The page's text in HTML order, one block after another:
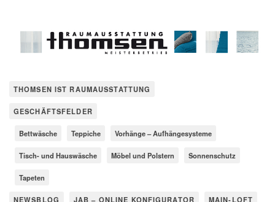
THOMSEN IST RAUMAUSSTATTUNG
GESCHÄFTSFELDER
Bettwäsche Teppiche Vorhänge – Aufhängesysteme
Tisch- und Hauswäsche Möbel und Polstern Sonnenschutz
Tapeten
NEWSBLOG JAB – ONLINE KONFIGURATOR MAIN-LOFT